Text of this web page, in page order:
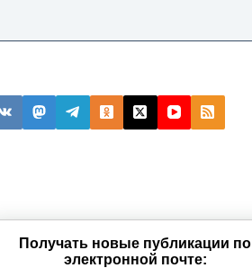
Получать новые публикации по
электронной почте: